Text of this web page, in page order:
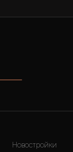
Новостройки